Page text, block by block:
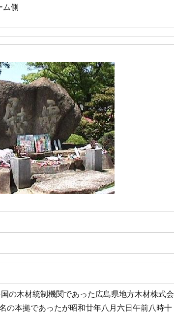
ム側
の木材統制機関であった広島県地方木材株式会
の本拠であったが昭和廿年八月六日午前八時十